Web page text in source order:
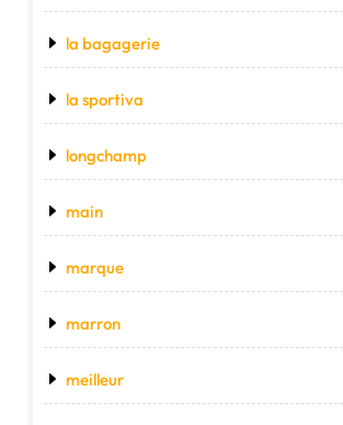
la bagagerie
la sportiva
longchamp
main
marque
marron
meilleur